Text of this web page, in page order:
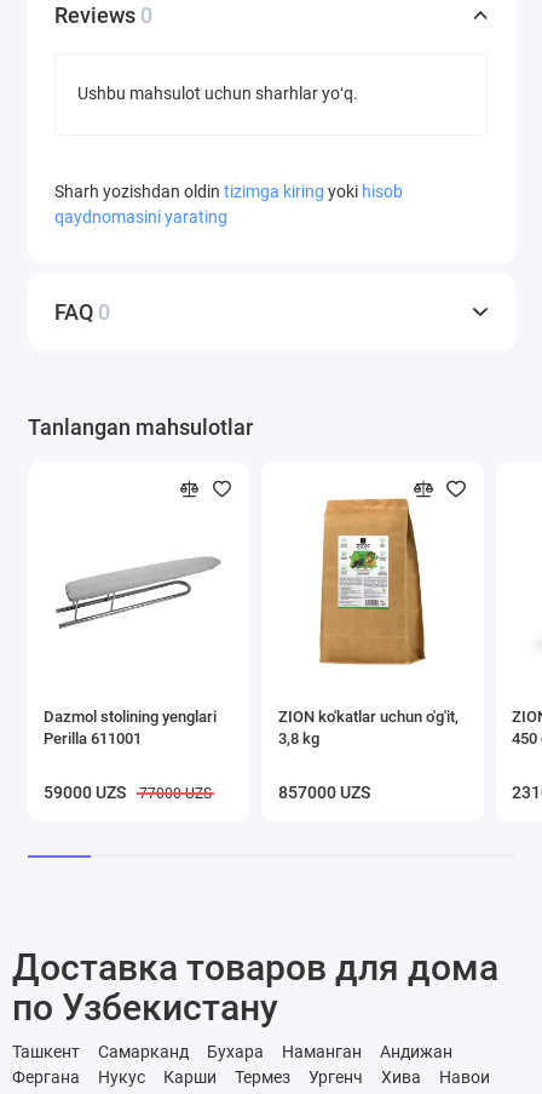
Reviews 0
Ushbu mahsulot uchun sharhlar yoʻq.
Sharh yozishdan oldin tizimga kiring yoki hisob
qaydnomasini yarating
FAQ 0
Tanlangan mahsulotlar
Dazmol stolining yenglari
Perilla 611001
59000 UZS 77000 UZS
ZION ko'katlar uchun o'g'it,
3,8 kg
857000 UZS
450
Доставка товаров для дома
по Узбекистану
Ташкент Самарканд Бухара Наманган
Андижан
Фергана
Нукус Карши Термез Ургенч Хива
Навои